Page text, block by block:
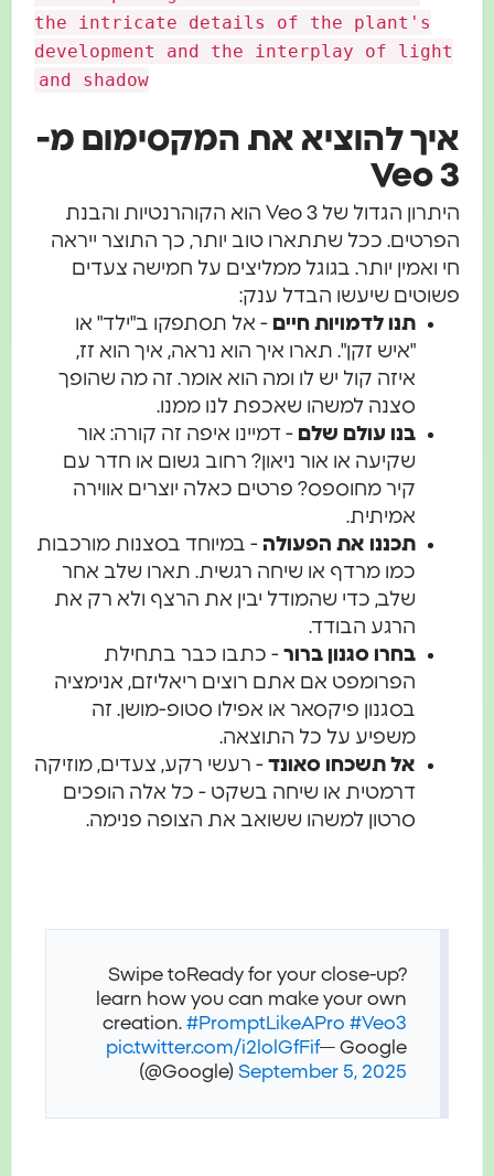
the intricate details of the plant's
development and the interplay of
and shadow
להוציא את המקסימום מ-
Veo
היתרון הגדול של Veo 3 הוא הקוהרנטיות והבנת
ככל שתתארו טוב יותר, כך התוצר ייראה
ואמין יותר. בגוגל ממליצים על חמישה צעדים
שיעשו הבדל ענק:
תנו לדמויות חיים- אל תסתפקו ב"ילד" או
"איש זקן". תארו איך הוא נראה, איך הוא זז,
איזה קול יש לו ומה הוא אומר. זה מה שהופך
סצנה למשהו שאכפת לנו ממנו.
בנו עולם שלם - דמיינו איפה זה קורה: אור
שקיעה או אור ניאון? רחוב גשום או חדר עם
קיר מחוספס? פרטים כאלה יוצרים אווירה
אמיתית.
תכננו את הפעולה- במיוחד בסצנות מורכבות
כמו מרדף או שיחה רגשית. תארו שלב אחר
שלב, כדי שהמודל יבין את הרצף ולא רק את
הרגע הבודד.
בחרו סגנון ברור - כתבו כבר בתחילת
הפרומפט אם אתם רוצים ריאליזם, אנימציה
בסגנון פיקסאר או אפילו סטופ-מושן. זה
משפיע על כל התוצאה.
אל תשכחו סאונד- רעשי רקע, צעדים, מוזיקה
דרמטית או שיחה בשקט - כל אלה הופכים
סרטון למשהו ששואב את הצופה פנימה.
Ready for your close-up?
Swipe to
learn how you can make your own
creation.#PromptLikeAPro #Veo3
pic.twitter.com/i2lolGfFif— Google
(@Google)September 5, 2025